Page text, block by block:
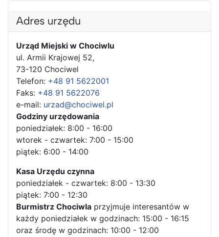
Adres urzędu
Urząd Miejski w Chociwlu
ul. Armii Krajowej 52,
73-120 Chociwel
Telefon: +48 91 5622001
Faks: +48 91 5622076
e-mail: urzad@chociwel.pl
Godziny urzędowania
poniedziałek: 8:00 - 16:00
wtorek - czwartek: 7:00 - 15:00
piątek: 6:00 - 14:00
Kasa Urzędu czynna
poniedziałek - czwartek: 8:00 - 13:30
piątek: 7:00 - 12:30
Burmistrz Chociwla przyjmuje interesantów w
każdy poniedziałek w godzinach: 15:00 - 16:15
oraz środę w godzinach: 10:00 - 12:00